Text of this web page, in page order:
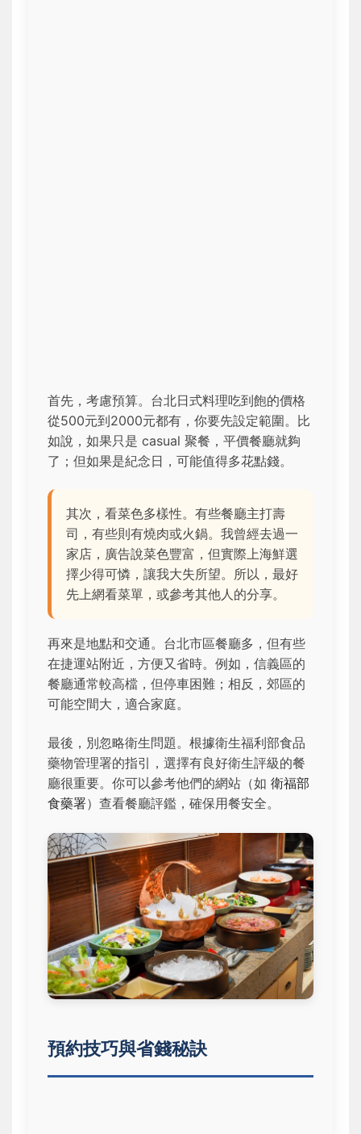
首先，考慮預算。台北日式料理吃到飽的價格
從500元到2000元都有，你要先設定範圍。比
如說，如果只是 casual 聚餐，平價餐廳就夠
了；但如果是紀念日，可能值得多花點錢。
其次，看菜色多樣性。有些餐廳主打壽
司，有些則有燒肉或火鍋。我曾經去過一
家店，廣告說菜色豐富，但實際上海鮮選
擇少得可憐，讓我大失所望。所以，最好
先上網看菜單，或參考其他人的分享。
再來是地點和交通。台北市區餐廳多，但有些
在捷運站附近，方便又省時。例如，信義區的
餐廳通常較高檔，但停車困難；相反，郊區的
可能空間大，適合家庭。
最後，別忽略衛生問題。根據衛生福利部食品
藥物管理署的指引，選擇有良好衛生評級的餐
廳很重要。你可以參考他們的網站（如 衛福部
食藥署）查看餐廳評鑑，確保用餐安全。
預約技巧與省錢秘訣